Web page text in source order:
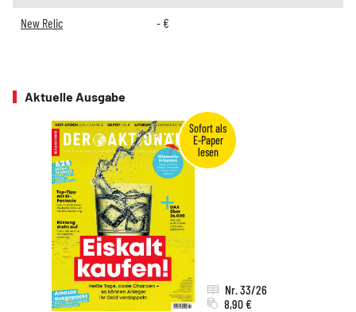
New Relic -€
Aktuelle Ausgabe
Nr. 33/26
8,90 €